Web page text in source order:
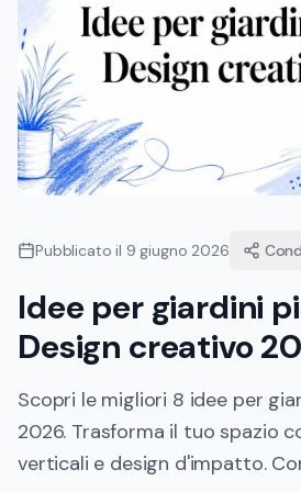
Pubblicato il 9 giugno 2026
Idee per giardini
Design creativo
Scopri le migliori 8 idee per
2026. Trasforma il tuo spazio
verticali e design d'impatto.